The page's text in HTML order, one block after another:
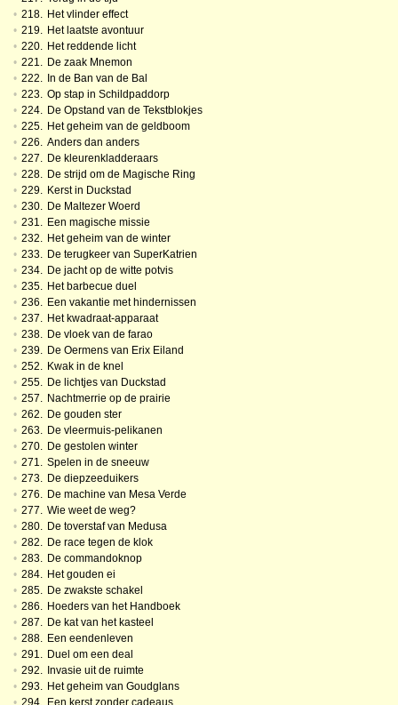
• 218. Het vlinder effect
• 219. Het laatste avontuur
• 220. Het reddende licht
• 221. De zaak Mnemon
• 222. In de Ban van de Bal
• 223. Op stap in Schildpaddorp
• 224. De Opstand van de Tekstblokjes
• 225. Het geheim van de geldboom
• 226. Anders dan anders
• 227. De kleurenkladderaars
• 228. De strijd om de Magische Ring
• 229. Kerst in Duckstad
• 230. De Maltezer Woerd
• 231. Een magische missie
• 232. Het geheim van de winter
• 233. De terugkeer van SuperKatrien
• 234. De jacht op de witte potvis
• 235. Het barbecue duel
• 236. Een vakantie met hindernissen
• 237. Het kwadraat-apparaat
• 238. De vloek van de farao
• 239. De Oermens van Erix Eiland
• 252. Kwak in de knel
• 255. De lichtjes van Duckstad
• 257. Nachtmerrie op de prairie
• 262. De gouden ster
• 263. De vleermuis-pelikanen
• 270. De gestolen winter
• 271. Spelen in de sneeuw
• 273. De diepzeeduikers
• 276. De machine van Mesa Verde
• 277. Wie weet de weg?
• 280. De toverstaf van Medusa
• 282. De race tegen de klok
• 283. De commandoknop
• 284. Het gouden ei
• 285. De zwakste schakel
• 286. Hoeders van het Handboek
• 287. De kat van het kasteel
• 288. Een eendenleven
• 291. Duel om een deal
• 292. Invasie uit de ruimte
• 293. Het geheim van Goudglans
• 294. Een kerst zonder cadeaus